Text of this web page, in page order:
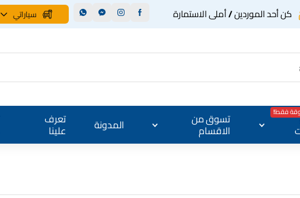
كن أحد الموردين / أملى الاستمارة سياراتي
فقط! تسوق من
الاقسام المدونة تعرف
علينا